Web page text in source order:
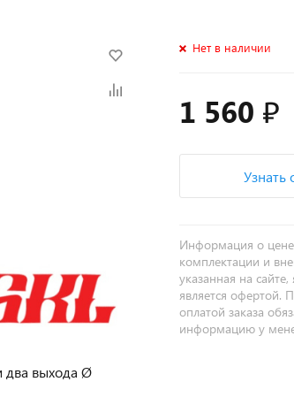
два выхода Ø
Нет в наличии
1 560 ₽
Узнать
Информация о
комплектации и
указанная на
является офертой.
оплатой заказа
информацию у